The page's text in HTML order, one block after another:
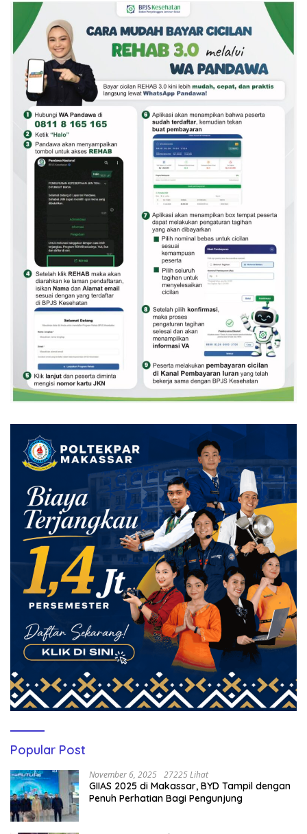
Popular Post
November 6, 2025 27225 Lihat
GIIAS 2025 di Makassar, BYD Tampil dengan
Penuh Perhatian Bagi Pengunjung